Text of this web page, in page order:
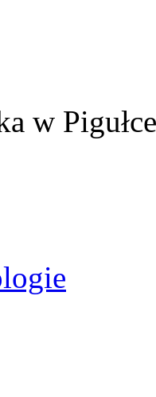
w Pigułce